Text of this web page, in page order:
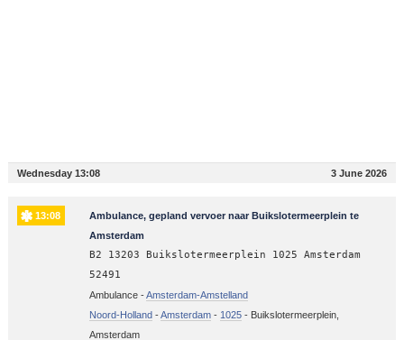
Wednesday 13:08 3 June 2026
13:08
Ambulance, gepland vervoer naar Buikslotermeerplein te
Amsterdam
B2 13203 Buikslotermeerplein 1025 Amsterdam
52491
Ambulance -Amsterdam-Amstelland
Noord-Holland -Amsterdam- 1025- Buikslotermeerplein,
Amsterdam